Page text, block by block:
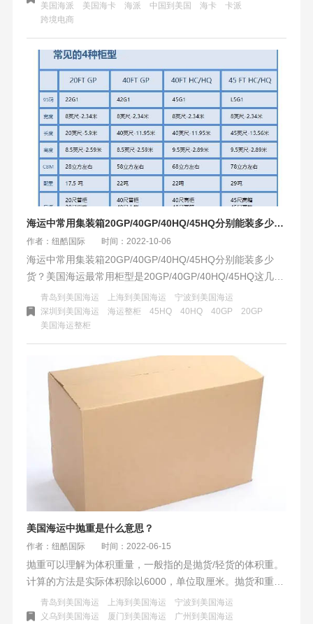
运的其中一种方式，它们有什么区别？以上时效以纽酷国际
美国海卡为参考，海卡本来就是纽酷国际的优势，整体时效
要比市面上其他公布的要快一些。纽酷国际物流供应链没有
说整体优化到极致，但能优化的环节都力争完美。可以看出
美西和部分美中FBA仓库几乎与海派时效持平，旺季更是比
海派更可靠。
美国海派
美国海卡 海派 中国到美国 海卡
卡派
跨境电商
海运中常用集装箱20GP/40GP/40HQ/45HQ分别能装多少货？
作者：纽酷国际 时间：2022-10-06
海运中常用集装箱20GP/40GP/40HQ/45HQ分别能装多少
货？美国海运最常用柜型是20GP/40GP/40HQ/45HQ这几
种，其中又以40GP和40HQ为主。这几种柜型可以装多少货
呢？首先要看柜子的尺寸。集装箱内尺寸会小一些，而不同
船司的柜子尺寸会有一定的偏差，而柜子制作的规格和结构
也不同，内部尺寸也有所不同。一般在柜门上会标注这个柜
子的内尺寸是多少，内容积又是多少，这样方便工厂和客户
装货计划提前有一个参考。
青岛到美国海运 上海到美国海运
宁波到美国海运
深圳到美国海运
海运整柜 45HQ 40HQ 40GP
20GP
美国海运整柜
美国海运中抛重是什么意思？
作者：纽酷国际 时间：2022-06-15
抛重可以理解为体积重量，一般指的是抛货/轻货的体积重。
计算的方法是实际体积除以6000，单位取厘米。抛货和重货
是怎么划分的？美国FBA海运中以每个CBM小于167公斤的
货物界定为抛货，运输价格用抛重计算。反之实重大于167
青岛到美国海运 上海到美国海运
宁波到美国海运
义乌到美国海运
厦门到美国海运
广州到美国海运